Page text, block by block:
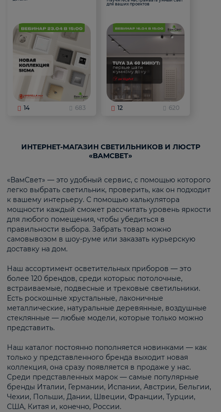
14 683
для ваших проектов
12 620
ИНТЕРНЕТ-МАГАЗИН СВЕТИЛЬНИКОВ И ЛЮСТР
«ВАМСВЕТ»
«ВамСвет» — это удобный сервис, с помощью которого
легко выбрать светильник, проверить, как он подходит
к вашему интерьеру. С помощью калькулятора
мощности каждый сможет рассчитать уровень яркости
для любого помещения, чтобы убедиться в
правильности выбора. Забрать товар можно
самовывозом в шоу-руме или заказать курьерскую
доставку на дом.
Наш ассортимент осветительных приборов — это
более 120 брендов, среди которых: потолочные,
встраиваемые, подвесные и трековые светильники.
Есть роскошные хрустальные, лаконичные
металлические, натуральные деревянные, воздушные
стеклянные — любые модели, которые только можно
представить.
Наш каталог постоянно пополняется новинками — как
только у представленного бренда выходит новая
коллекция, она сразу появляется в продаже у нас.
Среди представленных марок — самые популярные
бренды Италии, Германии, Испании, Австрии, Бельгии,
Чехии, Польши, Дании, Швеции, Франции, Турции,
США, Китая и, конечно, России.